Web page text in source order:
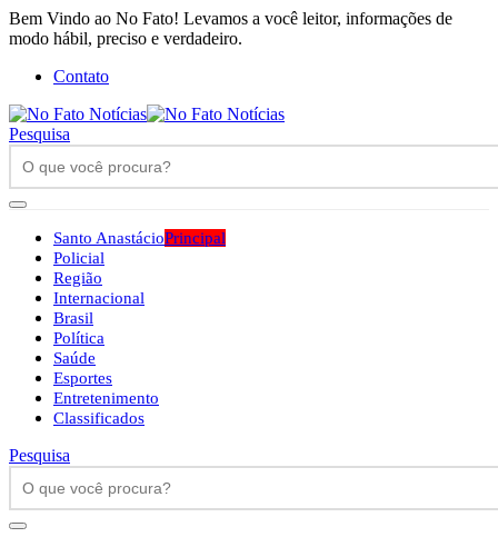
Bem Vindo ao No Fato! Levamos a você leitor, informações de
modo hábil, preciso e verdadeiro.
Contato
Pesquisa
Santo AnastácioPrincipal
Policial
Região
Internacional
Brasil
Política
Saúde
Esportes
Entretenimento
Classificados
Pesquisa